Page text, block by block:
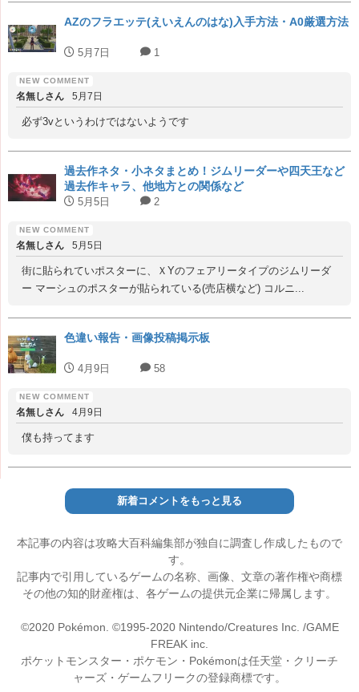
AZのフラエッテ(えいえんのはな)入手方法・A0厳選方法
5月7日 1
名無しさん 5月7日
必ず3vというわけではないようです
過去作ネタ・小ネタまとめ！ジムリーダーや四天王など
過去作キャラ、他地方との関係など
5月5日 2
名無しさん 5月5日
街に貼られていポスターに、ＸYのフェアリータイプのジムリーダ
ー マーシュのポスターが貼られている(売店横など) コルニ...
色違い報告・画像投稿掲示板
4月9日 58
名無しさん 4月9日
僕も持ってます
新着コメントをもっと見る
本記事の内容は攻略大百科編集部が独自に調査し作成したもので
す。
記事内で引用しているゲームの名称、画像、文章の著作権や商標
その他の知的財産権は、各ゲームの提供元企業に帰属します。
©2020 Pokémon. ©1995-2020 Nintendo/Creatures Inc. /GAME
FREAK inc.
ポケットモンスター・ポケモン・Pokémonは任天堂・クリーチ
ャーズ・ゲームフリークの登録商標です。